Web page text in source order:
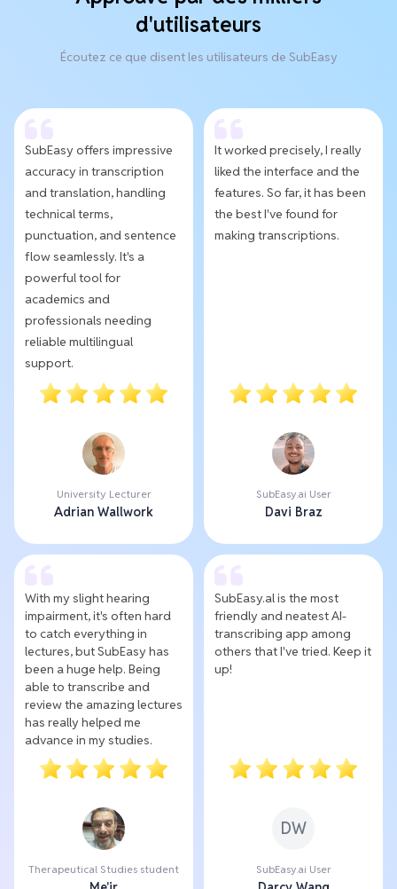
d'utilisateurs
Écoutez ce que disent les utilisateurs de SubEasy
SubEasy offers impressive
accuracy in transcription
and translation, handling
technical terms,
punctuation, and sentence
flow seamlessly. It's a
powerful tool for
academics and
professionals needing
reliable multilingual
support.
University Lecturer
Adrian Wallwork
It worked precisely, I really
liked the interface and the
features. So far, it has been
the best I've found for
making transcriptions.
SubEasy.ai User
Davi Braz
With my slight hearing
impairment, it's often hard
to catch everything in
lectures, but SubEasy has
been a huge help. Being
able to transcribe and
review the amazing lectures
has really helped me
advance in my studies.
Therapeutical Studies student
SubEasy.al is the most
friendly and neatest AI-
transcribing app among
others that I've tried. Keep it
up!
DW
SubEasy.ai User